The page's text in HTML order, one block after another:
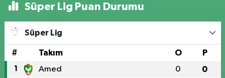
Süper Lig Puan Durumu
Süper Lig
# Takım O P
1 Amed 0 0